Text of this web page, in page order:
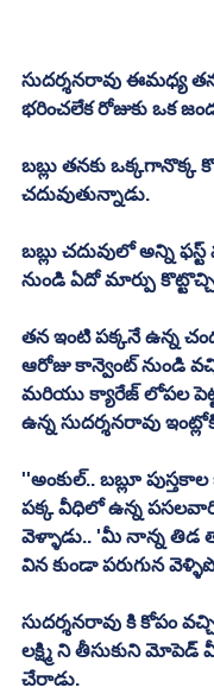
సుదర్శనరావు ఈమధ్య
భరించలేక రోజుకు ఒక
బబ్లు తనకు ఒక్కగానొక్క
చదువుతున్నాడు.
బబ్లు చదువులో అన్ని
నుండి ఏదో మార్పు
తన ఇంటి పక్కనే ఉన్న
ఆరోజు కాన్వెంట్ నుండి
మరియు క్యారేజ్ లోపల
ఉన్న సుదర్శనరావు
''అంకుల్.. బబ్లూ
పక్క వీధిలో ఉన్న
వెళ్ళాడు.. 'మీ నాన్న తిడ
విన కుండా పరుగున
సుదర్శనరావు కి కోపం
లక్ష్మి ని తీసుకుని
చేరాడు.